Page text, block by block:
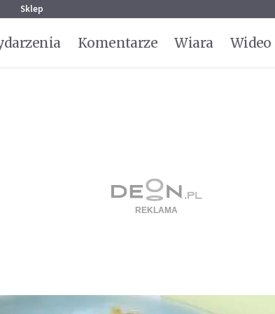
Sklep
Komentarze Wiara Wideo